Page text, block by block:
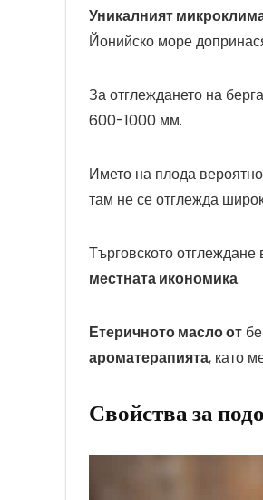
Уникалният
Йонийско море
За отглеждането на
600-1000 мм.
Името на плода
там не се отглежда
Търговското отглеждане
местната икономика.
Етеричното масло от
ароматерапията, като
Свойства за